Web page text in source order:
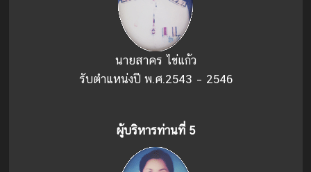
นายสาคร ไข่แก้ว
รับตำแหน่งปี พ.ศ.2543 – 2546
ผู้บริหารท่านที่่ 5